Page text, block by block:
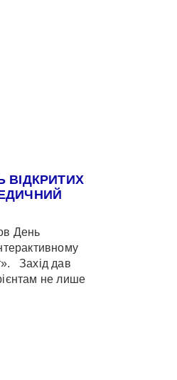
ВІДКРИТИХ
День
Захід дав
не лише